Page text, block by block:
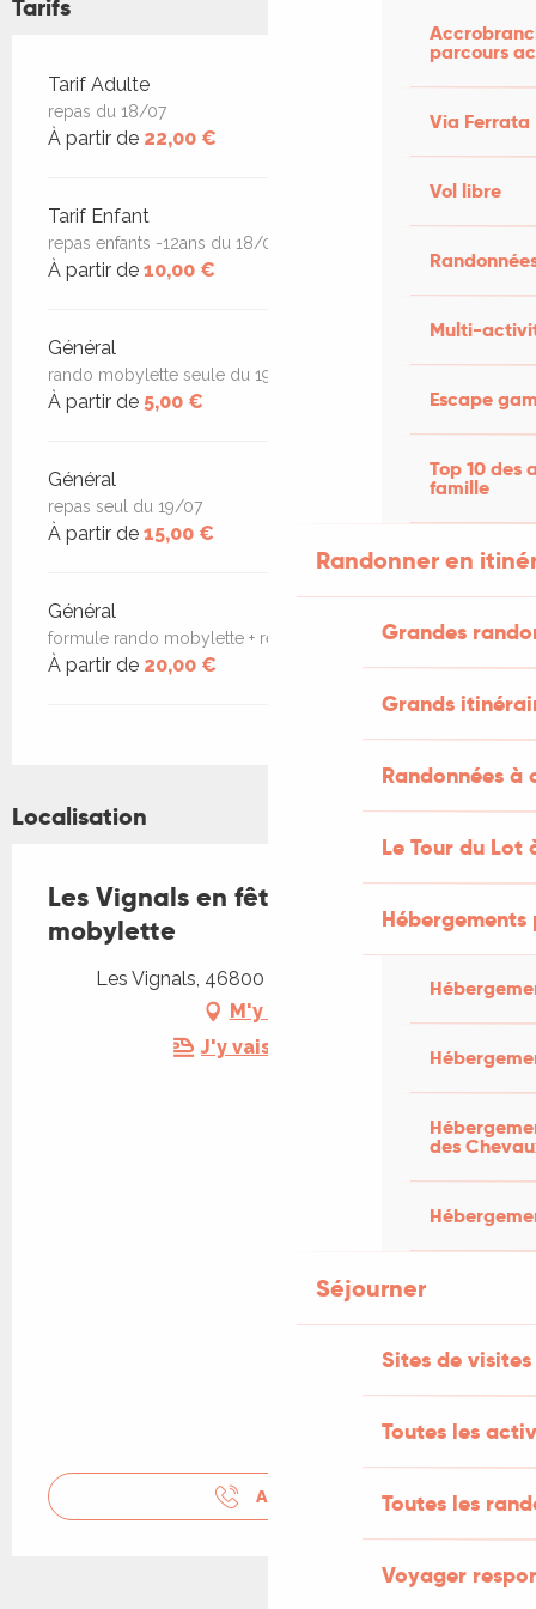
parcours
Via Ferrata
Vol libre
Multi-
Escape
Top 10 des
famille
Randonner en
Grandes
Grands
Randonnées
Le Tour du Lot
des
Séjourner
Sites de visites
Toutes les
Toutes les
Voyager
Tarifs
Tarifs 2026
Tarif Adulte
repas du 18/07
À partir de 22,00 €
Tarif Enfant
repas enfants -12ans du 18/07
À partir de 10,00 €
Général
rando mobylette seule du 19/07
À partir de 5,00 €
Général
repas seul du 19/07
À partir de 15,00 €
Général
formule rando mobylette + repas du 19/07
À partir de 20,00 €
Localisation
Les Vignals en fête et rando
mobylette
Les Vignals, 46800 Lendou-en-Quercy
M'y rendre
J'y vais en train !
APPELER